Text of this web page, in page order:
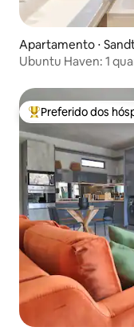
Apartamento ⋅
Ubuntu Haven: 1
Entre os melhores
Preferido dos